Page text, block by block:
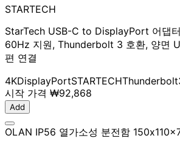
STARTECH
StarTech USB-C to DisplayPort 어댑
60Hz 지원, Thunderbolt 3 호환, 양면
편 연결
4KDisplayPortSTARTECH
시작 가격 ₩92,868
Add
OLAN IP56 열가소성 분전함